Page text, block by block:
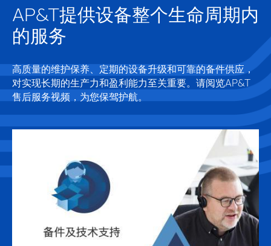
AP&T提供设备整个生命周期内
的服务
高质量的维护保养、定期的设备升级和可靠的备件供应，
对实现长期的生产力和盈利能力至关重要。请阅览AP&T
售后服务视频，为您保驾护航。